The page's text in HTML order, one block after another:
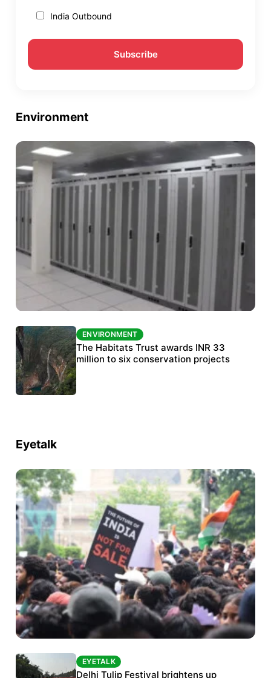
India Outbound
Environment
ENVIRONMENT
India’s data centre boom raises questions
over water, power and sustainability
ENVIRONMENT
The Habitats Trust awards INR 33
million to six conservation projects
Eyetalk
Protests continue at Jantar Mantar despite
EYETALK
Delhi Tulip Festival brightens up